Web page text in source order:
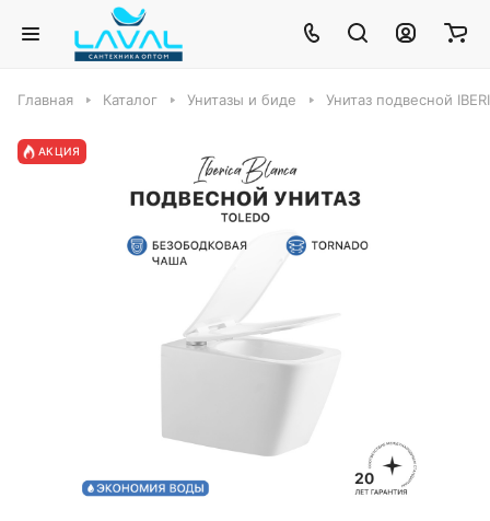
Главная Каталог Унитазы и биде Унитаз подвесной
АКЦИЯ